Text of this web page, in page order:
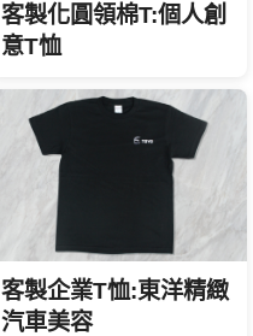
客製化圓領棉T:個人創
意T恤
客製企業T恤:東洋精緻
汽車美容